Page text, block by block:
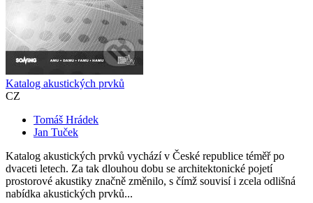
Katalog akustických prvků
CZ
Tomáš Hrádek
Jan Tuček
Katalog akustických prvků vychází v České republice téměř po
dvaceti letech. Za tak dlouhou dobu se architektonické pojetí
prostorové akustiky značně změnilo, s čímž souvisí i zcela odlišná
nabídka akustických prvků...